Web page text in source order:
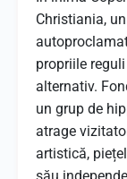
Christiania,
propriile
alternativ.
un grup de
atrage
artistică,